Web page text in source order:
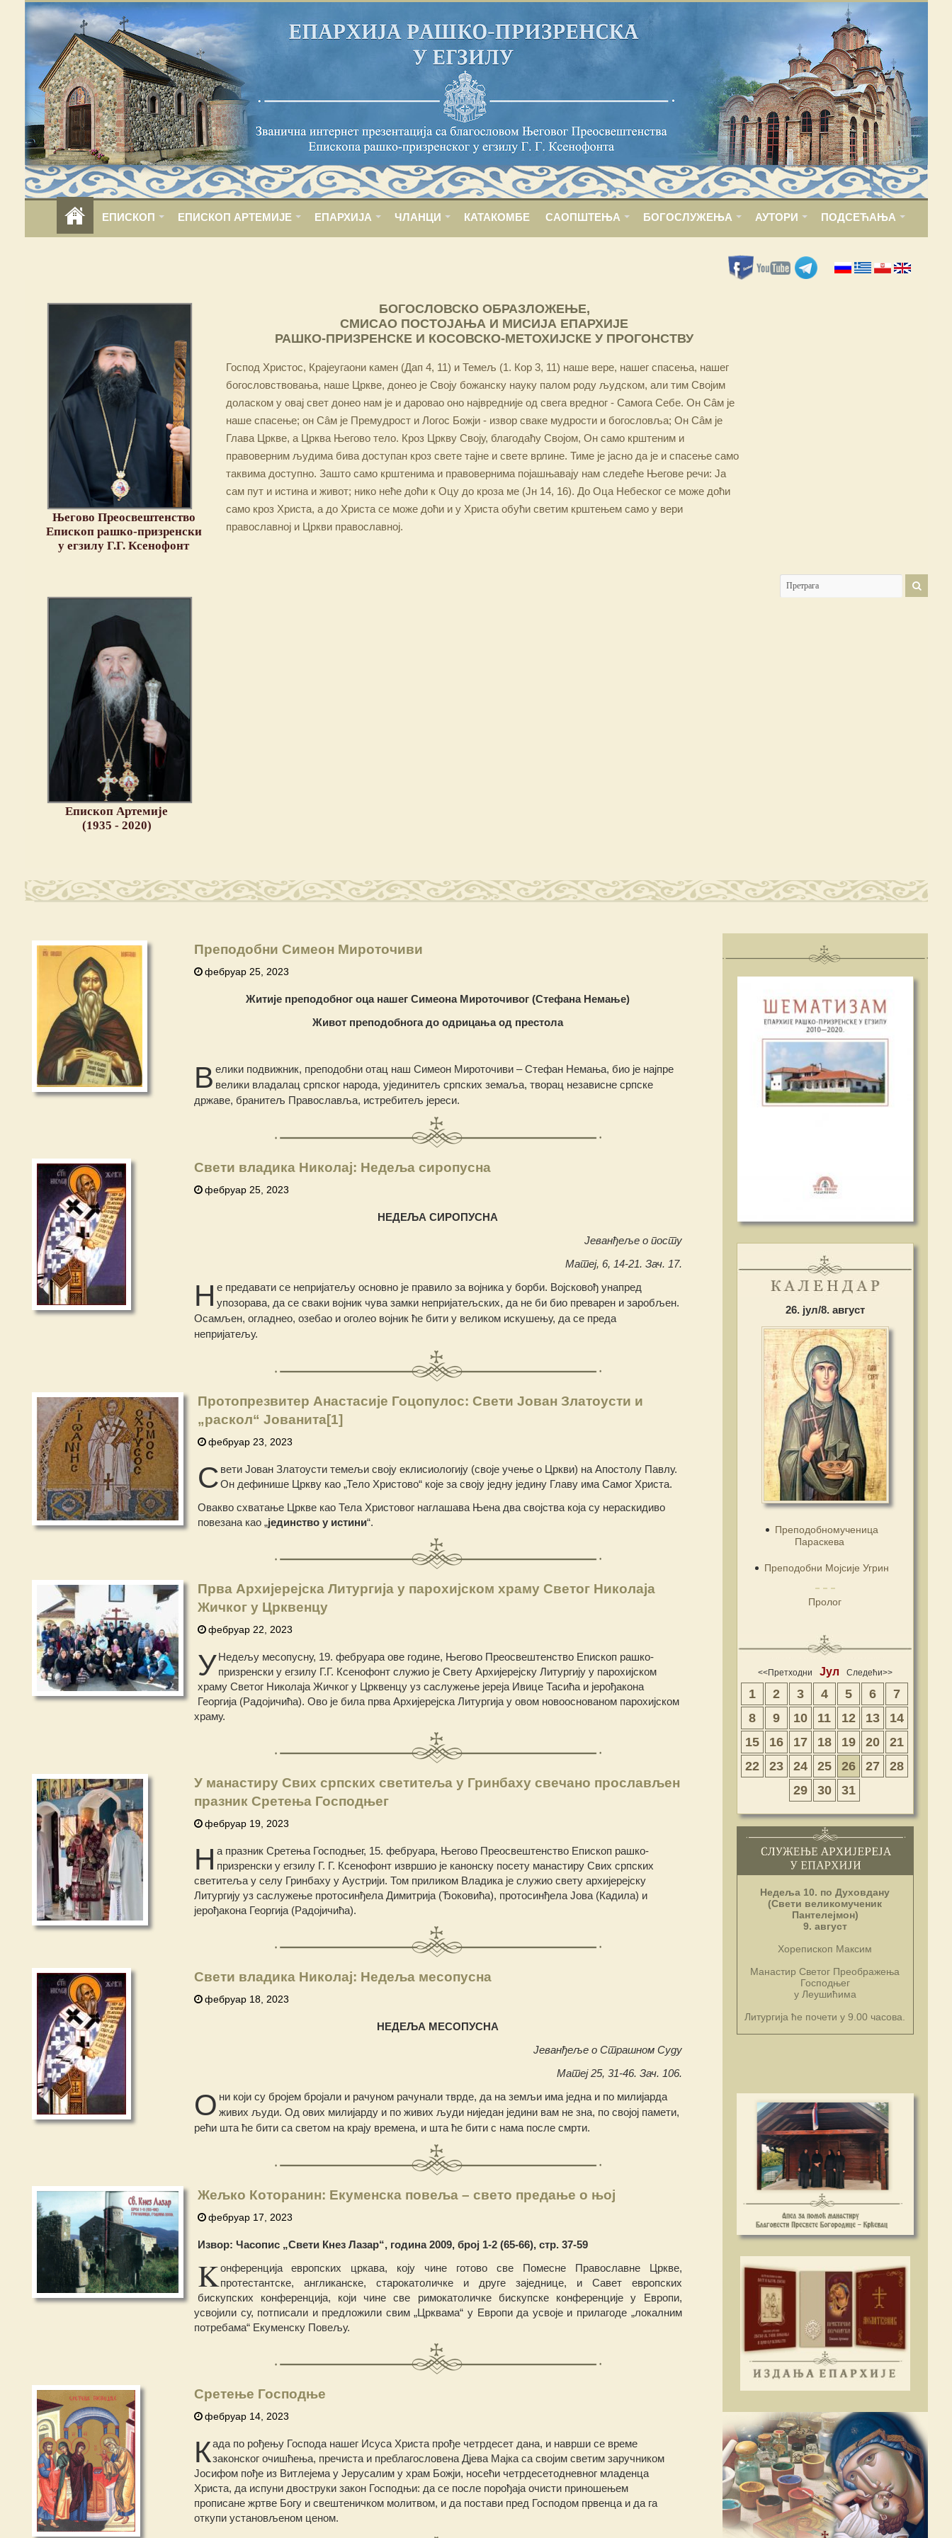
ЕПИСКОП ЕПИСКОП АРТЕМИЈЕ ЕПАРХИЈА ЧЛАНЦИ КАТАКОМБЕ САОПШТЕЊА БОГОСЛУЖЕЊА АУТОРИ ПОДСЕЋАЊА
Његово Преосвештенство
Епископ рашко-призренски
у егзилу Г.Г. Ксенофонт
БОГОСЛОВСКО ОБРАЗЛОЖЕЊЕ,
СМИСАО ПОСТОЈАЊА И МИСИЈА ЕПАРХИЈЕ
РАШКО-ПРИЗРЕНСКЕ И КОСОВСКО-МЕТОХИЈСКЕ У ПРОГОНСТВУ
Господ Христос, Крајеугаони камен (Дап 4, 11) и Темељ (1. Кор 3, 11) наше вере, нашег спасења, нашег
богословствовања, наше Цркве, донео је Своју божанску науку палом роду људском, али тим Својим
доласком у овај свет донео нам је и даровао оно највредније од свега вредног - Самога Себе. Он Сâм је
наше спасење; он Сâм је Премудрост и Логос Божји - извор сваке мудрости и богословља; Он Сâм је
Глава Цркве, а Црква Његово тело. Кроз Цркву Своју, благодаћу Својом, Он само крштеним и
правоверним људима бива доступан кроз свете тајне и свете врлине. Тиме је јасно да је и спасење само
таквима доступно. Зашто само крштенима и правовернима појашњавају нам следеће Његове речи: Ја
сам пут и истина и живот; нико неће доћи к Оцу до кроза ме (Јн 14, 16). До Оца Небеског се може доћи
само кроз Христа, а до Христа се може доћи и у Христа обући светим крштењем само у вери
православној и Цркви православној.
Епископ Артемије
(1935 - 2020)
Преподобни Симеон Мироточиви
фебруар 25, 2023
Житије преподобног оца нашегСимеона Мироточивог (Стефана Немање)
Живот преподобнога до одрицања од престола
В елики подвижник, преподобни отац наш Симеон Мироточиви – Стефан Немања, био је најпре
велики владалац српског народа, ујединитељ српских земаља, творац независне српске
државе, бранитељ Православља, истребитељ јереси.
Свети владика Николај: Недеља сиропусна
фебруар 25, 2023
НЕДЕЉА СИРОПУСНА
Јеванђеље о посту
Матеј, 6, 14-21. Зач. 17.
Н е предавати се непријатељу основно је правило за војника у борби. Војсковођ унапред
упозорава, да се сваки војник чува замки непријатељских, да не би био преварен и заробљен.
Осамљен, огладнео, озебао и оголео војник ће бити у великом искушењу, да се преда
непријатељу.
Протопрезвитер Анастасије Гоцопулос: Свети Јован Златоусти и
„раскол“ Јованита[1]
фебруар 23, 2023
С вети Јован Златоусти темељи своју еклисиологију (своје учење о Цркви) на Апостолу Павлу.
Он дефинише Цркву као „Тело Христово“ које за своју једну једину Главу има Самог Христа.
Овакво схватање Цркве као Тела Христовог наглашава Њена два својства која су нераскидиво
повезана као „јединство у истини“.
Прва Архијерејска Литургија у парохијском храму Светог Николаја
Жичког у Црквенцу
фебруар 22, 2023
У Недељу месопусну, 19. фебруара ове године, Његово Преосвештенство Епископ рашко-
призренски у егзилу Г.Г. Ксенофонт служио је Свету Архијерејску Литургију у парохијском
храму Светог Николаја Жичког у Црквенцу уз саслужење јереја Ивице Тасића и јерођакона
Георгија (Радојичића). Ово је била прва Архијерејска Литургија у овом новооснованом парохијском
храму.
У манастиру Свих српских светитеља у Гринбаху свечано прослављен
празник Сретења Господњег
фебруар 19, 2023
Н а празник Сретења Господњег, 15. фебруара, Његово Преосвештенство Епископ рашко-
призренски у егзилу Г. Г. Ксенофонт извршио је канонску посету манастиру Свих српских
светитеља у селу Гринбаху у Аустрији. Том приликом Владика је служио свету архијерејску
Литургију уз саслужење протосинђела Димитрија (Ђоковића), протосинђела Јова (Кадила) и
јерођакона Георгија (Радојичића).
Свети владика Николај: Недеља месопусна
фебруар 18, 2023
НЕДЕЉА МЕСОПУСНА
Јеванђеље о Страшном Суду
Матеј 25, 31-46. Зач. 106.
О ни који су бројем бројали и рачуном рачунали тврде, да на земљи има једна и по милијарда
живих људи. Од ових милијарду и по живих људи ниједан једини вам не зна, по својој памети,
рећи шта ће бити са светом на крају времена, и шта ће бити с нама после смрти.
Жељко Которанин: Екуменска повеља – свето предање о њој
фебруар 17, 2023
Извор: Часопис „Свети Кнез Лазар“, година 2009, број 1-2 (65-66), стр. 37-59
Kонференција европских цркава, коју чине готово све Помесне Православне Цркве,
протестантске, англиканске, старокатоличке и друге заједнице, и Савет европских
бискупских конференција, који чине све римокатоличке бискупске конференције у Европи,
усвојили су, потписали и предложили свим „Црквама“ у Европи да усвоје и прилагоде „локалним
потребама“ Екуменску Повељу.
Сретење Господње
фебруар 14, 2023
Када пo рођењу Господа нашег Исуса Христа прође четрдесет дана, и наврши се време
законског очишћења, пречиста и преблагословена Дјева Мајка са својим светим заручником
Јосифом пође из Витлејема у Јерусалим у храм Божји, носећи четрдесетодневног младенца
Христа, да испуни двоструки закон Господњи: да се после порођаја очисти приношењем
прописане жртве Богу и свештеничком молитвом, и да постави пред Господом првенца и да га
откупи установљеном ценом.
26. јул/8. август
Преподобномученица
Параскева
Преподобни Мојсије Угрин
Пролог
<<Претходни Јул Следећи>>
1 2 3 4 5 6
7
8
9 10 11 12 13
14
15
16 17 18 19 20
21
22
23 24 25 26 27
28
29
30 31
Недеља 10. по Духовдану
(Свети великомученик
Пантелејмон)
9. август
Хорепископ Максим
Манастир Светог Преображења
Господњег
у Леушићима
Литургија ће почети у 9.00 часова.